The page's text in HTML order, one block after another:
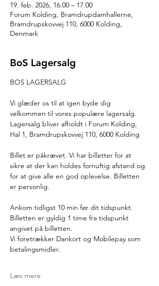
19. feb. 2026, 16.00 – 17.00
Forum Kolding, Bramdrupdamhallerne,
Bramdrupskovvej 110, 6000 Kolding,
Denmark
BoS Lagersalg
BOS LAGERSALG
Vi glæder os til at igen byde dig
velkommen til vores populære lagersalg.
Lagersalg bliver afholdt i Forum Kolding,
Hal 1, Bramdrupskovvej 110, 6000 Kolding
Billet er påkrævet. Vi har billetter for at
sikre at der kan holdes fornuftig afstand og
for at give alle en god oplevelse. Billetten
er personlig.
Ankom tidligst 10 min før dit tidspunkt.
Billetten er gyldig 1 time fra tidspunkt
angivet på billetten.
Vi foretrækker Dankort og Mobilepay som
betalingsmidler.
Læs mere